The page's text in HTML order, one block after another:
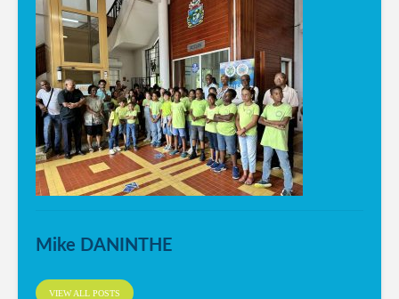
Mike DANINTHE
VIEW ALL POSTS